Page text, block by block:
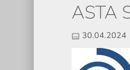
ASTA
30.04.2024